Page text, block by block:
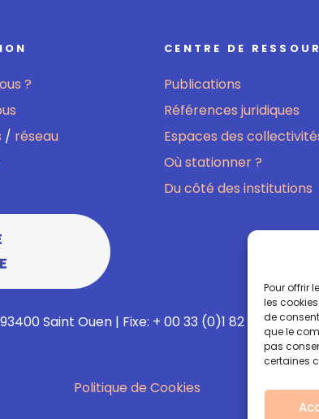
Pour offrir
les
de
que le
pas
certaines
?
/ réseau
CENTRE DE
Publications
Références juridiques
Espaces des
Où stationner ?
Du côté des institutions
Saint Ouen | Fixe: + 00 33 (0)1 82 02 60 13 |
Politique de Cookies